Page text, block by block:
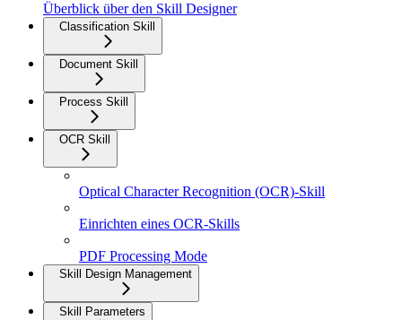
Überblick über den Skill Designer
Classification Skill
Document Skill
Process Skill
OCR Skill
Optical Character Recognition (OCR)-Skill
Einrichten eines OCR-Skills
PDF Processing Mode
Skill Design Management
Skill Parameters